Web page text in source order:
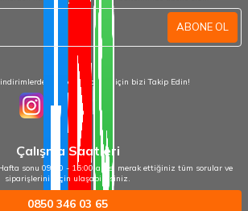
ABONE OL
haberdar olmak için bizi Takip Edin!
Çalışma Saatleri
sonu 09:00 - 15:00 arası merak ettiğiniz tüm sorular ve
siparişleriniz için ulaşabilirsiniz.
0850 346 03 65